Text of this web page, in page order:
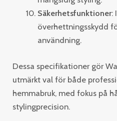
Säkerhetsfunktioner:
överhettningsskydd
användning.
Dessa specifikationer gör
utmärkt val för både
hemmabruk, med fokus på
stylingprecision.